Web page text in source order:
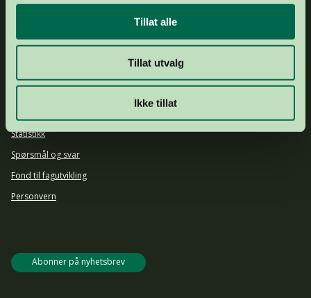
Tillat alle
Tillat utvalg
Ikke tillat
ORGNR.
Ansatte og styret
Statistikk
Spørsmål og svar
Fond til fagutvikling
Personvern
Abonner på nyhetsbrev